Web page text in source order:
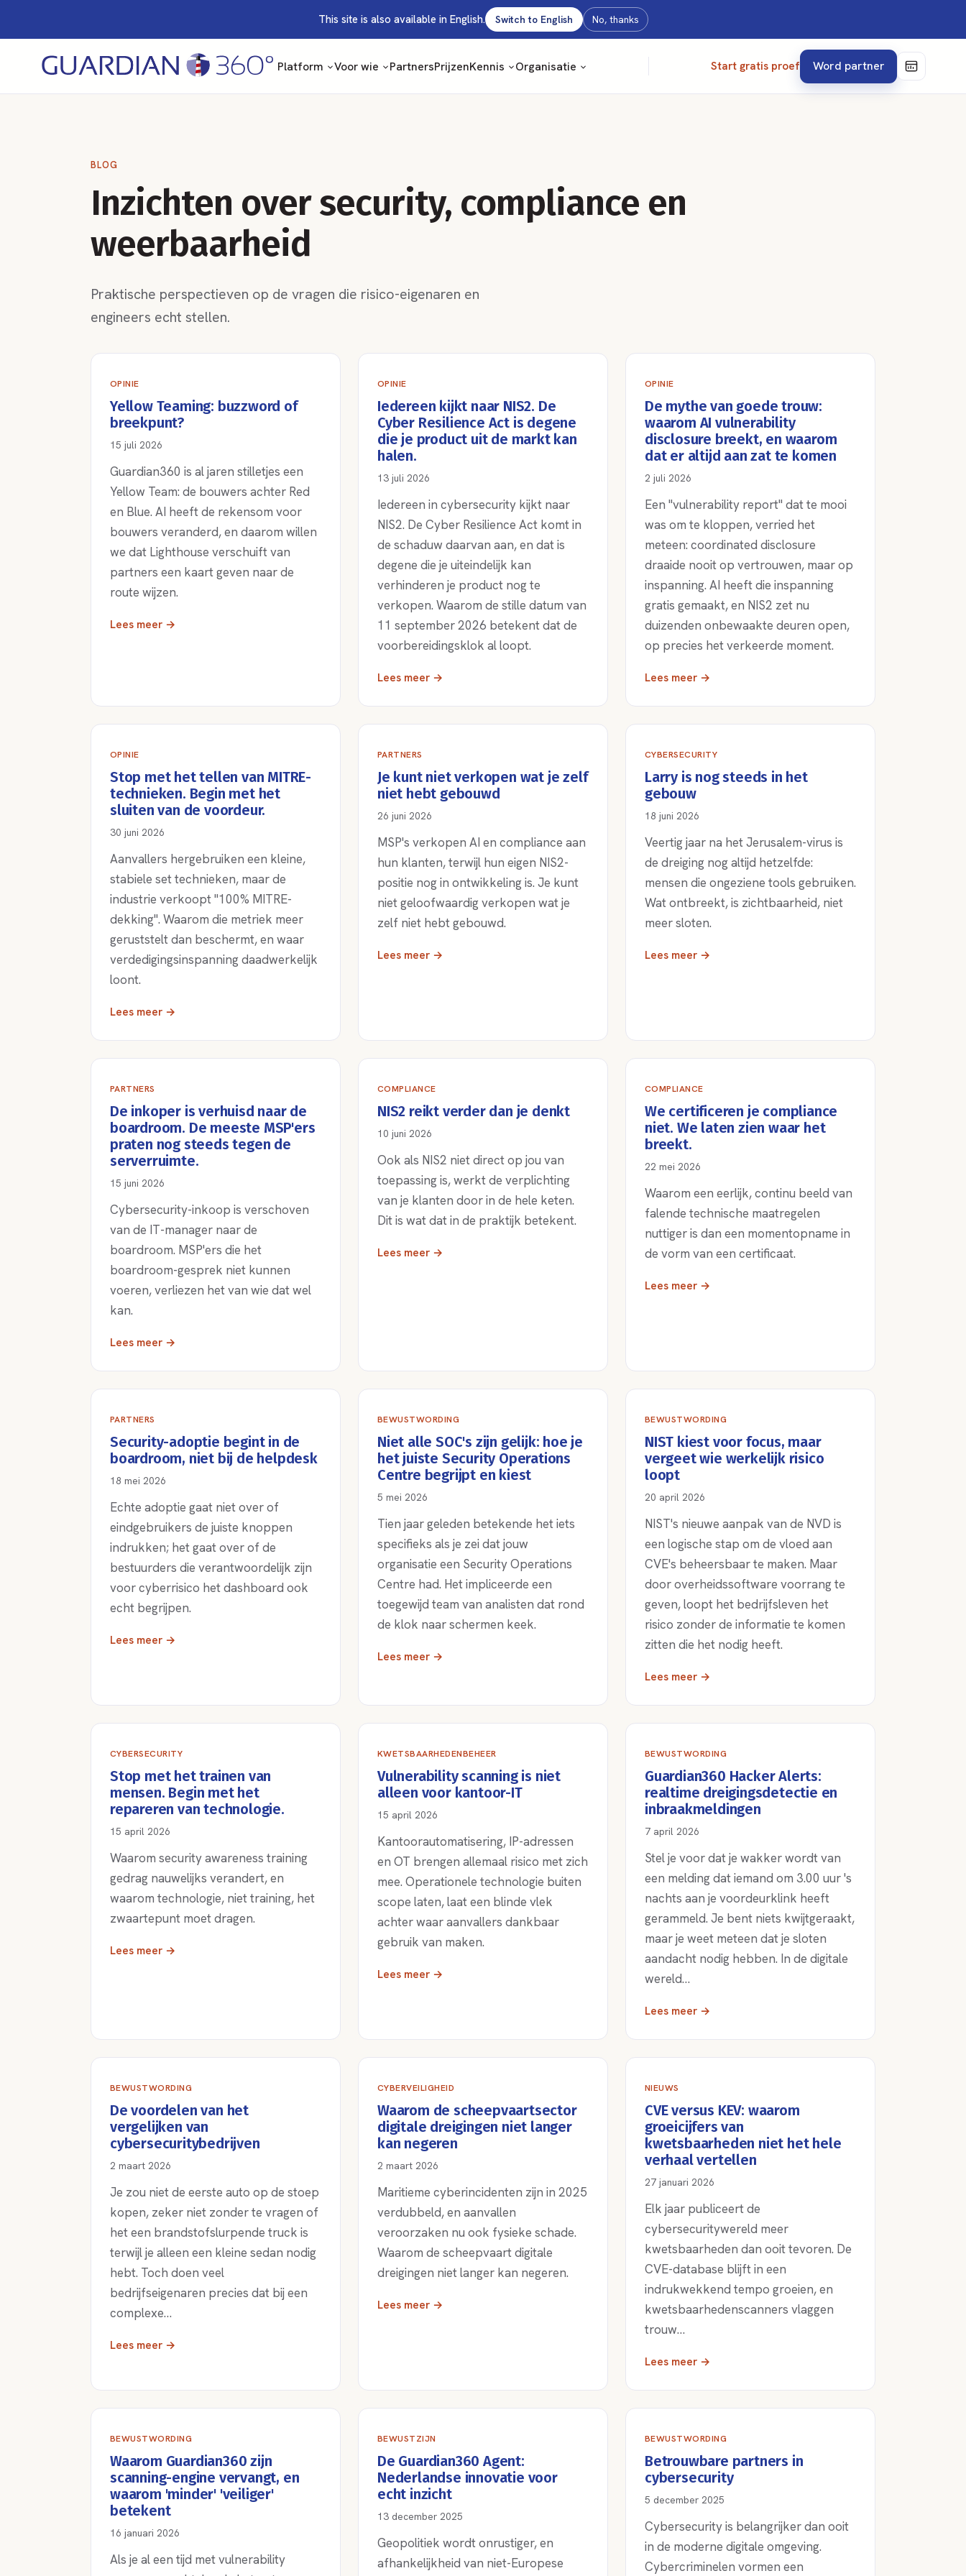
This site is also available in English. Switch to English No, thanks
Platform Voor wie PartnersPrijzenKennis Organisatie Start gratis proef Word partner
BLOG
Inzichten over security, compliance en
weerbaarheid
Praktische perspectieven op de vragen die risico-eigenaren en
engineers echt stellen.
OPINIE
Yellow Teaming: buzzword of
breekpunt?
15 juli 2026
Guardian360 is al jaren stilletjes een
Yellow Team: de bouwers achter Red
en Blue. AI heeft de rekensom voor
bouwers veranderd, en daarom willen
we dat Lighthouse verschuift van
partners een kaart geven naar de
route wijzen.
Lees meer →
OPINIE
Iedereen kijkt naar NIS2. De
Cyber Resilience Act is degene
die je product uit de markt kan
halen.
13 juli 2026
Iedereen in cybersecurity kijkt naar
NIS2. De Cyber Resilience Act komt in
de schaduw daarvan aan, en dat is
degene die je uiteindelijk kan
verhinderen je product nog te
verkopen. Waarom de stille datum van
11 september 2026 betekent dat de
voorbereidingsklok al loopt.
Lees meer →
OPINIE
De mythe van goede trouw:
waarom AI vulnerability
disclosure breekt, en waarom
dat er altijd aan zat te komen
2 juli 2026
Een "vulnerability report" dat te mooi
was om te kloppen, verried het
meteen: coordinated disclosure
draaide nooit op vertrouwen, maar op
inspanning. AI heeft die inspanning
gratis gemaakt, en NIS2 zet nu
duizenden onbewaakte deuren open,
op precies het verkeerde moment.
Lees meer →
OPINIE
Stop met het tellen van MITRE-
technieken. Begin met het
sluiten van de voordeur.
30 juni 2026
Aanvallers hergebruiken een kleine,
stabiele set technieken, maar de
industrie verkoopt "100% MITRE-
dekking". Waarom die metriek meer
geruststelt dan beschermt, en waar
verdedigingsinspanning daadwerkelijk
loont.
Lees meer →
PARTNERS
Je kunt niet verkopen wat je zelf
niet hebt gebouwd
26 juni 2026
MSP's verkopen AI en compliance aan
hun klanten, terwijl hun eigen NIS2-
positie nog in ontwikkeling is. Je kunt
niet geloofwaardig verkopen wat je
zelf niet hebt gebouwd.
Lees meer →
CYBERSECURITY
Larry is nog steeds in het
gebouw
18 juni 2026
Veertig jaar na het Jerusalem-virus is
de dreiging nog altijd hetzelfde:
mensen die ongeziene tools gebruiken.
Wat ontbreekt, is zichtbaarheid, niet
meer sloten.
Lees meer →
PARTNERS
De inkoper is verhuisd naar de
boardroom. De meeste MSP'ers
praten nog steeds tegen de
serverruimte.
15 juni 2026
Cybersecurity-inkoop is verschoven
van de IT-manager naar de
boardroom. MSP'ers die het
boardroom-gesprek niet kunnen
voeren, verliezen het van wie dat wel
kan.
Lees meer →
COMPLIANCE
NIS2 reikt verder dan je denkt
10 juni 2026
Ook als NIS2 niet direct op jou van
toepassing is, werkt de verplichting
van je klanten door in de hele keten.
Dit is wat dat in de praktijk betekent.
Lees meer →
COMPLIANCE
We certificeren je compliance
niet. We laten zien waar het
breekt.
22 mei 2026
Waarom een eerlijk, continu beeld van
falende technische maatregelen
nuttiger is dan een momentopname in
de vorm van een certificaat.
Lees meer →
PARTNERS
Security-adoptie begint in de
boardroom, niet bij de helpdesk
18 mei 2026
Echte adoptie gaat niet over of
eindgebruikers de juiste knoppen
indrukken; het gaat over of de
bestuurders die verantwoordelijk zijn
voor cyberrisico het dashboard ook
echt begrijpen.
Lees meer →
BEWUSTWORDING
Niet alle SOC's zijn gelijk: hoe je
het juiste Security Operations
Centre begrijpt en kiest
5 mei 2026
Tien jaar geleden betekende het iets
specifieks als je zei dat jouw
organisatie een Security Operations
Centre had. Het impliceerde een
toegewijd team van analisten dat rond
de klok naar schermen keek.
Lees meer →
BEWUSTWORDING
NIST kiest voor focus, maar
vergeet wie werkelijk risico
loopt
20 april 2026
NIST's nieuwe aanpak van de NVD is
een logische stap om de vloed aan
CVE's beheersbaar te maken. Maar
door overheidssoftware voorrang te
geven, loopt het bedrijfsleven het
risico zonder de informatie te komen
zitten die het nodig heeft.
Lees meer →
CYBERSECURITY
Stop met het trainen van
mensen. Begin met het
repareren van technologie.
15 april 2026
Waarom security awareness training
gedrag nauwelijks verandert, en
waarom technologie, niet training, het
zwaartepunt moet dragen.
Lees meer →
KWETSBAARHEDENBEHEER
Vulnerability scanning is niet
alleen voor kantoor-IT
15 april 2026
Kantoorautomatisering, IP-adressen
en OT brengen allemaal risico met zich
mee. Operationele technologie buiten
scope laten, laat een blinde vlek
achter waar aanvallers dankbaar
gebruik van maken.
Lees meer →
BEWUSTWORDING
Guardian360 Hacker Alerts:
realtime dreigingsdetectie en
inbraakmeldingen
7 april 2026
Stel je voor dat je wakker wordt van
een melding dat iemand om 3.00 uur 's
nachts aan je voordeurklink heeft
gerammeld. Je bent niets kwijtgeraakt,
maar je weet meteen dat je sloten
aandacht nodig hebben. In de digitale
wereld…
Lees meer →
BEWUSTWORDING
De voordelen van het
vergelijken van
cybersecuritybedrijven
2 maart 2026
Je zou niet de eerste auto op de stoep
kopen, zeker niet zonder te vragen of
het een brandstofslurpende truck is
terwijl je alleen een kleine sedan nodig
hebt. Toch doen veel
bedrijfseigenaren precies dat bij een
complexe…
Lees meer →
CYBERVEILIGHEID
Waarom de scheepvaartsector
digitale dreigingen niet langer
kan negeren
2 maart 2026
Maritieme cyberincidenten zijn in 2025
verdubbeld, en aanvallen
veroorzaken nu ook fysieke schade.
Waarom de scheepvaart digitale
dreigingen niet langer kan negeren.
Lees meer →
NIEUWS
CVE versus KEV: waarom
groeicijfers van
kwetsbaarheden niet het hele
verhaal vertellen
27 januari 2026
Elk jaar publiceert de
cybersecuritywereld meer
kwetsbaarheden dan ooit tevoren. De
CVE-database blijft in een
indrukwekkend tempo groeien, en
kwetsbaarhedenscanners vlaggen
trouw…
Lees meer →
BEWUSTWORDING
Waarom Guardian360 zijn
scanning-engine vervangt, en
waarom 'minder' 'veiliger'
betekent
16 januari 2026
Als je al een tijd met vulnerability
BEWUSTZIJN
De Guardian360 Agent:
Nederlandse innovatie voor
echt inzicht
13 december 2025
Geopolitiek wordt onrustiger, en
afhankelijkheid van niet-Europese
BEWUSTWORDING
Betrouwbare partners in
cybersecurity
5 december 2025
Cybersecurity is belangrijker dan ooit
in de moderne digitale omgeving.
Cybercriminelen vormen een